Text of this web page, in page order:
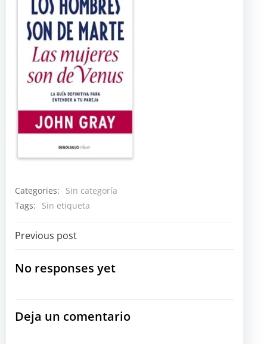
Categories:
Sin categoría
Tags:
Sin etiqueta
Navegación
por
entradas
Previous post
No responses yet
Deja un comentario